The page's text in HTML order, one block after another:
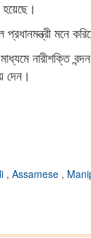
হয়েছে।
মনে
নারীশক্তি
দেন।
, Assamese ,